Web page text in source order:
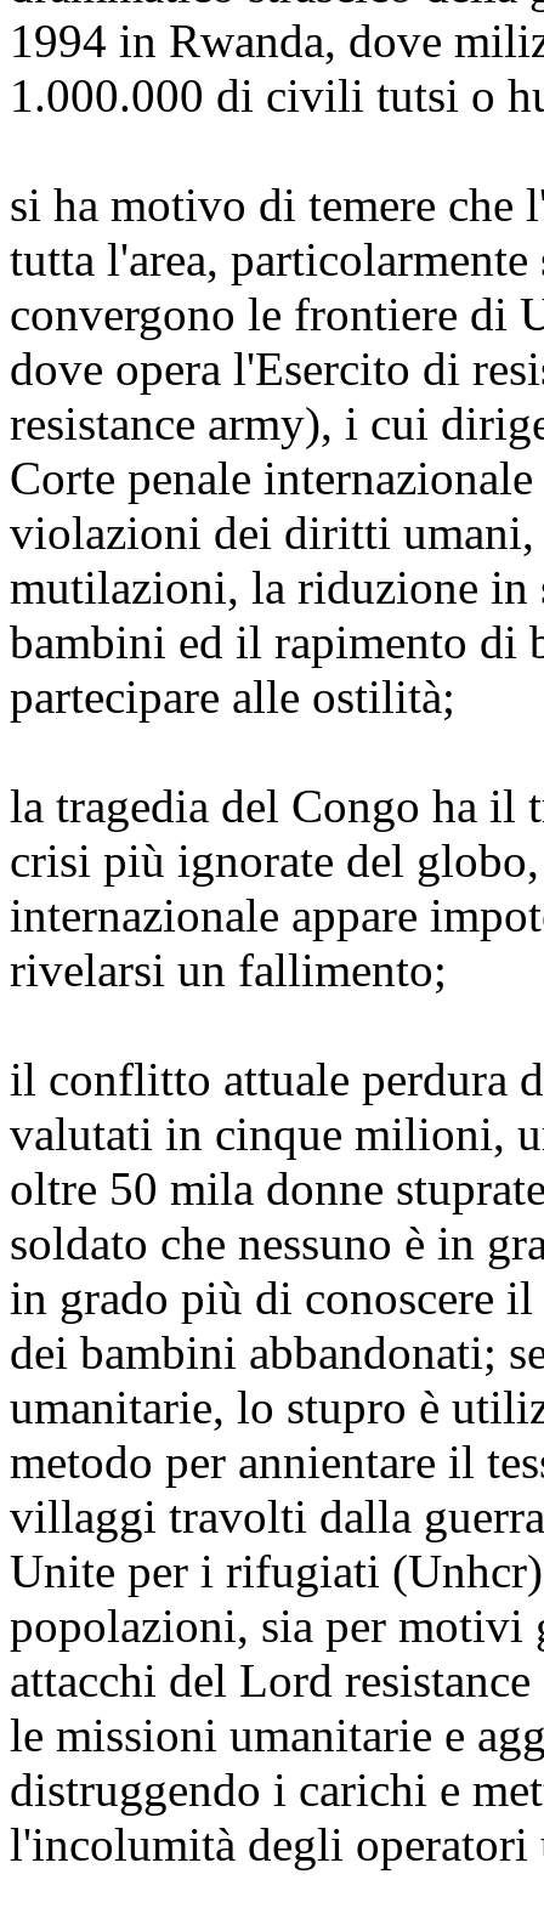
1994 in Rwanda, dove
1.000.000 di civili tutsi o
si ha motivo di temere che
tutta l'area,
convergono le frontiere di
dove opera l'Esercito di
resistance army), i cui
Corte penale
violazioni dei diritti
mutilazioni, la riduzione in
bambini ed il rapimento di
partecipare alle ostilità;
la tragedia del Congo ha il
crisi più ignorate del
internazionale appare
rivelarsi un fallimento;
il conflitto attuale perdura
valutati in cinque milioni,
oltre 50 mila donne
soldato che nessuno è in
in grado più di conoscere
dei bambini abbandonati;
umanitarie, lo stupro è
metodo per annientare il
villaggi travolti dalla
Unite per i rifugiati
popolazioni, sia per motivi
attacchi del Lord
le missioni umanitarie e
distruggendo i carichi e
l'incolumità degli operatori